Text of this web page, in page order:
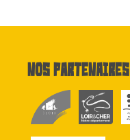
Nos partenaires